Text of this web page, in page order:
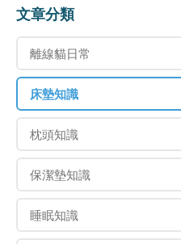
文章分類
離線貓日常
床墊知識
枕頭知識
保潔墊知識
睡眠知識